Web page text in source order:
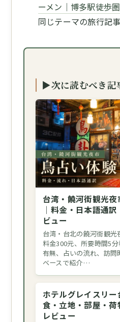
ーメン｜博多駅徒歩
同じテーマの旅行記事
▶次に読むべき記
台湾・饒河街観光
｜料金・日本語通
ビュー
台湾・台北の饒河街観光
料金300元、所要時間5
有無、占いの流れ、訪
ベースで紹介…
ホテルグレイスリ
食・立地・部屋・
レビュー